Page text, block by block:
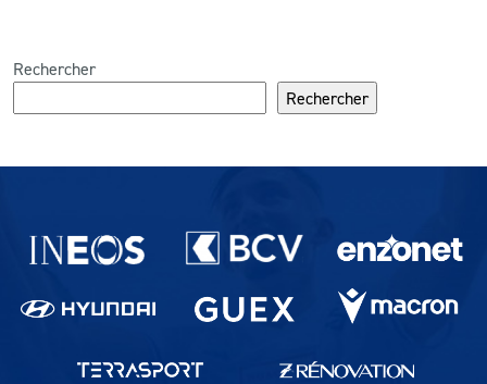
Rechercher
Rechercher
Partenaires du lausanne-Sport